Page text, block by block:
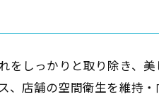
しっかりと取り除き、
店舗の空間衛生を維持